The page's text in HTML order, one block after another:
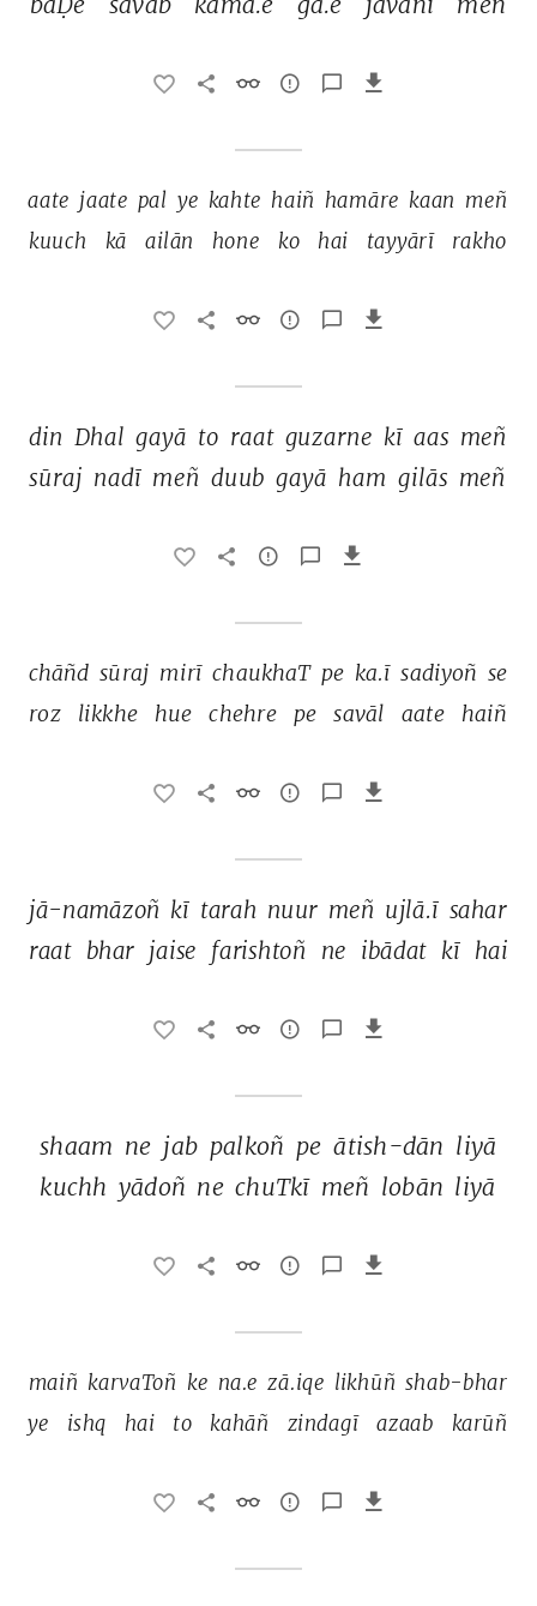
aate jaate pal ye kahte haiñ hamāre kaan meñ
kuuch
kā ailān hone ko hai tayyārī rakho
din Dhal gayā to raat guzarne kī aas meñ
sūraj nadī meñ duub gayā ham gilās meñ
chāñd sūraj mirī chaukhaT pe ka.ī sadiyoñ se
roz
likkhe hue chehre pe savāl aate haiñ
jā-namāzoñ kī tarah nuur meñ ujlā.ī sahar
raat bhar jaise farishtoñ ne ibādat kī hai
shaam ne jab palkoñ pe ātish-dān liyā
kuchh yādoñ ne chuTkī meñ lobān liyā
maiñ karvaToñ ke na.e zā.iqe likhūñ shab-bhar
ye
ishq hai to kahāñ zindagī azaab karūñ